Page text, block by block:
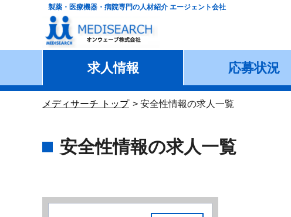
製薬・医療機器・病院専門の人材紹介 エージェント会社
求人情報 応募状況
メディサーチ トップ 安全性情報の求人一覧
安全性情報の求人一覧